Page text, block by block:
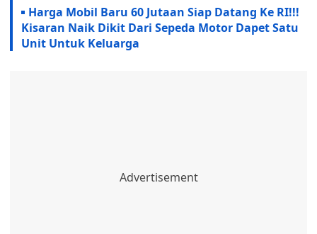
Harga Mobil Baru 60 Jutaan Siap Datang Ke RI!!!
Kisaran Naik Dikit Dari Sepeda Motor Dapet Satu
Unit Untuk Keluarga